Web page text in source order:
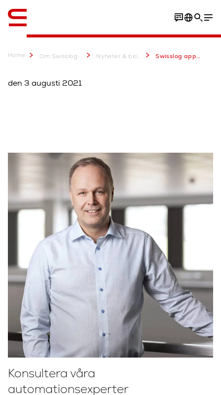
Home Om Swisslog... Nyheter & blogginlägg Swisslog appoints David Dronfield as the new General Manager for Middle East
den 3 augusti 2021
Konsultera våra
automationsexperter